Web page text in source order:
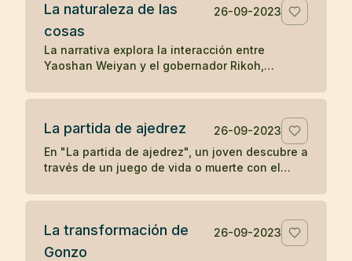
la transformación y la percepción influyen en
La naturaleza de las
cosas
26-09-2023
La narrativa explora la interacción entre
Yaoshan Weiyan y el gobernador Rikoh,
un poema, la comprensión súbita de Rikoh
sabiduría simple pero profunda del Tao.
La partida de ajedrez
26-09-2023
En "La partida de ajedrez", un joven descubre a
través de un juego de vida o muerte con el
concentración y la compasión son las claves
La transformación de
Gonzo
26-09-2023